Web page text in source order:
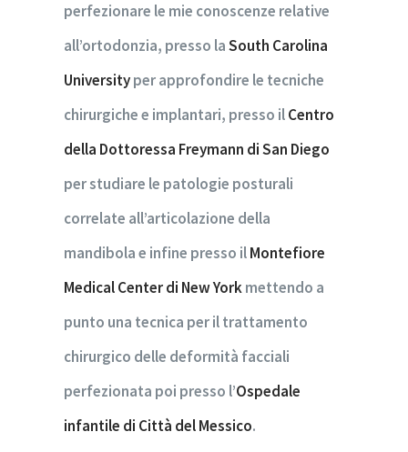
perfezionare le mie conoscenze relative
all’ortodonzia, presso laSouth Carolina
Universityper approfondire le tecniche
chirurgiche e implantari, presso ilCentro
della Dottoressa Freymann di San Diego
per studiare le patologie posturali
correlate all’articolazione della
mandibola e infine presso ilMontefiore
Medical Center di New Yorkmettendo a
punto una tecnica per il trattamento
chirurgico delle deformità facciali
perfezionata poi presso l’Ospedale
infantile di Città del Messico.